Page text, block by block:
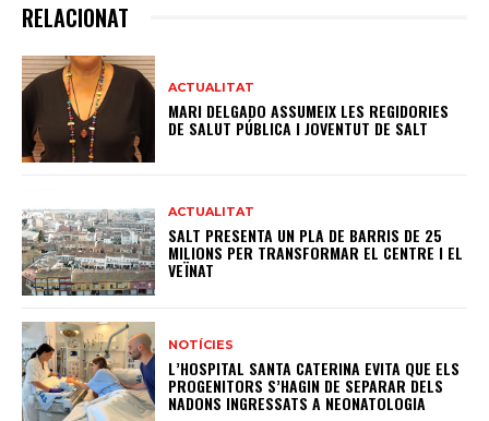
RELACIONAT
ACTUALITAT
MARI DELGADO ASSUMEIX LES REGIDORIES
DE SALUT PÚBLICA I JOVENTUT DE SALT
ACTUALITAT
SALT PRESENTA UN PLA DE BARRIS DE 25
MILIONS PER TRANSFORMAR EL CENTRE I EL
VEÏNAT
NOTÍCIES
L’HOSPITAL SANTA CATERINA EVITA QUE ELS
PROGENITORS S’HAGIN DE SEPARAR DELS
NADONS INGRESSATS A NEONATOLOGIA